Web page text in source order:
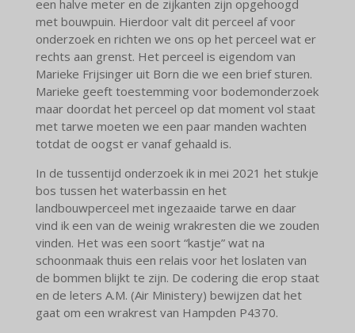
een halve meter en de zijkanten zijn opgehoogd
met bouwpuin. Hierdoor valt dit perceel af voor
onderzoek en richten we ons op het perceel wat er
rechts aan grenst. Het perceel is eigendom van
Marieke Frijsinger uit Born die we een brief sturen.
Marieke geeft toestemming voor bodemonderzoek
maar doordat het perceel op dat moment vol staat
met tarwe moeten we een paar manden wachten
totdat de oogst er vanaf gehaald is.
In de tussentijd onderzoek ik in mei 2021 het stukje
bos tussen het waterbassin en het
landbouwperceel met ingezaaide tarwe en daar
vind ik een van de weinig wrakresten die we zouden
vinden. Het was een soort “kastje” wat na
schoonmaak thuis een relais voor het loslaten van
de bommen blijkt te zijn. De codering die erop staat
en de leters A.M. (Air Ministery) bewijzen dat het
gaat om een wrakrest van Hampden P4370.